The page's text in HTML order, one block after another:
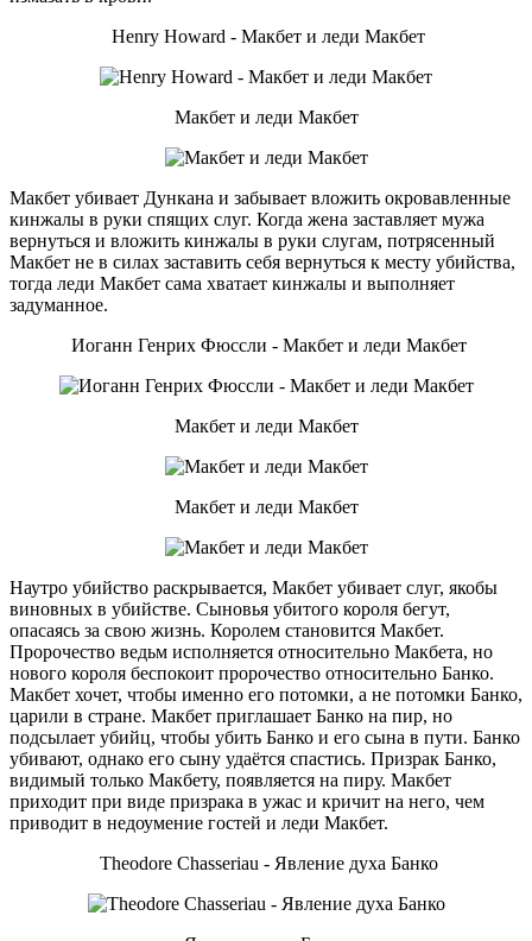
Henry Howard - Макбет и леди Макбет
Макбет и леди Макбет
Макбет убивает Дункана и забывает вложить окровавленные
кинжалы в руки спящих слуг. Когда жена заставляет мужа
вернуться и вложить кинжалы в руки слугам, потрясенный
Макбет не в силах заставить себя вернуться к месту убийства,
тогда леди Макбет сама хватает кинжалы и выполняет
задуманное.
Иоганн Генрих Фюссли - Макбет и леди Макбет
Макбет и леди Макбет
Макбет и леди Макбет
Наутро убийство раскрывается, Макбет убивает слуг, якобы
виновных в убийстве. Сыновья убитого короля бегут,
опасаясь за свою жизнь. Королем становится Макбет.
Пророчество ведьм исполняется относительно Макбета, но
нового короля беспокоит пророчество относительно Банко.
Макбет хочет, чтобы именно его потомки, а не потомки Банко,
царили в стране. Макбет приглашает Банко на пир, но
подсылает убийц, чтобы убить Банко и его сына в пути. Банко
убивают, однако его сыну удаётся спастись. Призрак Банко,
видимый только Макбету, появляется на пиру. Макбет
приходит при виде призрака в ужас и кричит на него, чем
приводит в недоумение гостей и леди Макбет.
Theodore Chasseriau - Явление духа Банко